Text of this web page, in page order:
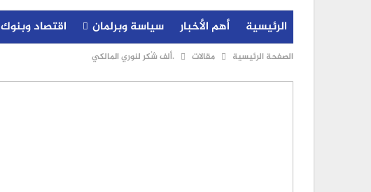
الرئيسية أهم الأخبار سياسة وبرلمان اقتصاد وبنوك
الصفحة الرئيسية مقالات .ألف شُكر لنوري المالكي